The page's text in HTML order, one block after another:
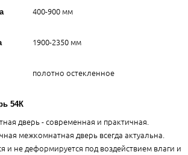
400-900 мм
1900-2350 мм
полотно остекленное
54К
дверь - современная и практичная.
межкомнатная дверь всегда актуальна.
и не деформируется под воздействием влаги и